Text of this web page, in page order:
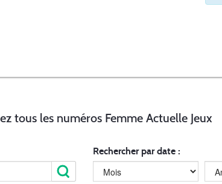
tous les numéros Femme Actuelle Jeux
Rechercher par date :